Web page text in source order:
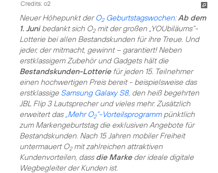
Credits: o2
Neuer Höhepunkt der O2Geburtstagswochen:Ab dem
1. Junibedankt sich O2mit der großen „YOUbiläums“-
Lotterie bei allen Bestandskunden für ihre Treue. Und
jeder, der mitmacht, gewinnt – garantiert! Neben
erstklassigem Zubehör und Gadgets hält die
Bestandskunden-Lotteriefür jeden 15. Teilnehmer
einen hochwertigen Preis bereit - beispielsweise das
erstklassige Samsung Galaxy S8, den heiß begehrten
JBL Flip 3 Lautsprecher und vieles mehr. Zusätzlich
erweitert das „Mehr O2“-Vorteilsprogrammpünktlich
zum Markengeburtstag die exklusiven Angebote für
Bestandskunden. Nach 15 Jahren mobiler Freiheit
untermauert O2mit zahlreichen attraktiven
Kundenvorteilen, dass die Markeder ideale digitale
Wegbegleiter der Kunden ist.